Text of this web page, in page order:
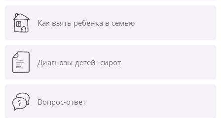
Как взять ребенка в семью
Диагнозы детей- сирот
Вопрос-ответ